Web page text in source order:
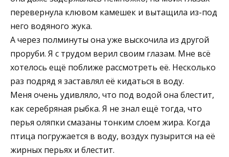
перевернула клювом камешек и вытащила из-под
него водяного жука.
А через полминуты она уже выскочила из другой
проруби. Я с трудом верил своим глазам. Мне всё
хотелось ещё поближе рассмотреть её. Несколько
раз подряд я заставлял её кидаться в воду.
Меня очень удивляло, что под водой она блестит,
как серебряная рыбка. Я не знал ещё тогда, что
перья оляпки смазаны тонким слоем жира. Когда
птица погружается в воду, воздух пузырится на её
жирных перьях и блестит.